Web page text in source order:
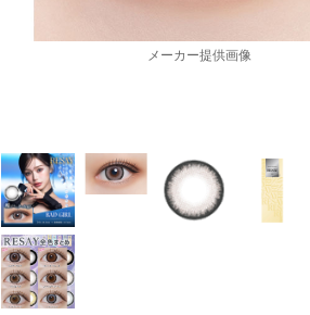
メーカー提供画像